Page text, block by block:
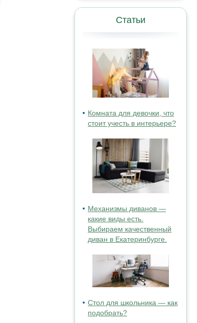
Статьи
Комната для девочки, что
стоит учесть в интерьере?
Механизмы диванов —
какие виды есть.
Выбираем качественный
диван в Екатеринбурге.
Стол для школьника — как
подобрать?